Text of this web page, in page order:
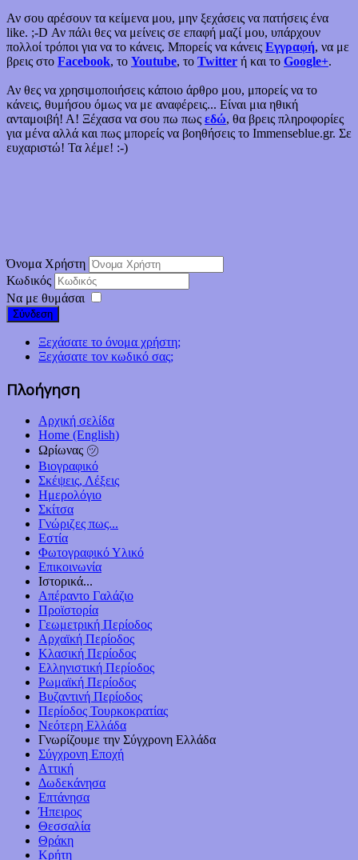
Αν σου αρέσουν τα κείμενα μου, μην ξεχάσεις να πατήσεις ένα
like. ;-D Αν πάλι θες να μείνεις σε επαφή μαζί μου, υπάρχουν
πολλοί τρόποι για να το κάνεις. Μπορείς να κάνεις Εγγραφή, να με
βρεις στο Facebook, το Youtube, το Twitter ή και το Google+.
Αν θες να χρησιμοποιήσεις κάποιο άρθρο μου, μπορείς να το
κάνεις, θυμήσου όμως να με αναφέρεις... Είναι μια ηθική
ανταμοιβή! Α! Ξέχασα να σου πω πως εδώ, θα βρεις πληροφορίες
για μένα αλλά και πως μπορείς να βοηθήσεις το Immenseblue.gr. Σε
ευχαριστώ! Τα λέμε! :-)
Όνομα Χρήστη
Κωδικός
Να με θυμάσαι
Σύνδεση
Ξεχάσατε το όνομα χρήστη;
Ξεχάσατε τον κωδικό σας;
Πλοήγηση
Αρχική σελίδα
Home (English)
Ωρίωνας ㋡
Βιογραφικό
Σκέψεις, Λέξεις
Ημερολόγιο
Σκίτσα
Γνώριζες πως...
Εστία
Φωτογραφικό Υλικό
Επικοινωνία
Ιστορικά...
Απέραντο Γαλάζιο
Προϊστορία
Γεωμετρική Περίοδος
Αρχαϊκή Περίοδος
Κλασική Περίοδος
Ελληνιστική Περίοδος
Ρωμαϊκή Περίοδος
Βυζαντινή Περίοδος
Περίοδος Τουρκοκρατίας
Νεότερη Ελλάδα
Γνωρίζουμε την Σύγχρονη Ελλάδα
Σύγχρονη Εποχή
Αττική
Δωδεκάνησα
Επτάνησα
Ήπειρος
Θεσσαλία
Θράκη
Κρήτη